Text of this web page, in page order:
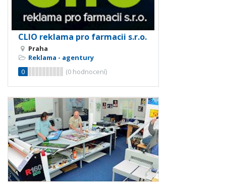
CLIO reklama pro farmacii s.r.o.
Praha
Reklama - agentury
0
(0 hodnocení)